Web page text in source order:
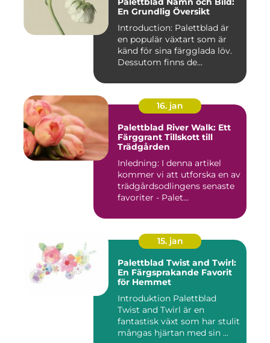
En Grundlig Översikt
Introduction: Palettblad är
en populär växtart som är
känd för sina färgglada löv.
Dessutom finns de...
16. jan
Palettblad River Walk: Ett
Färggrant Tillskott till
Trädgården
Inledning: I denna artikel
kommer vi att utforska en av
trädgårdsodlingens senaste
favoriter - Palet...
15. jan
Palettblad Twist and Twirl:
En Färgsprakande Favorit
för Hemmet
Introduktion Palettblad
Twist and Twirl är en
fantastisk växt som har stulit
mångas hjärtan med sin ...